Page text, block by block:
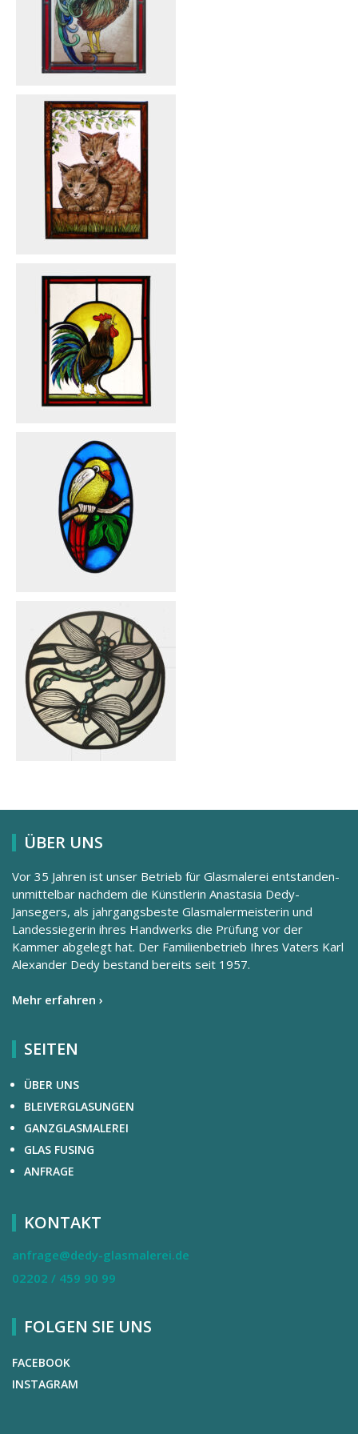
TIERE
VERSCHIEDENES
STÄDTE, GEBÄUDE
TIERMOTIVE
WAPPEN
ÜBER UNS
Vor 35 Jahren ist unser Betrieb für Glasmalerei entstanden-
unmittelbar nachdem die Künstlerin Anastasia Dedy-
Jansegers, als jahrgangsbeste Glasmalermeisterin und
Landessiegerin ihres Handwerks die Prüfung vor der
Kammer abgelegt hat. Der Familienbetrieb Ihres Vaters Karl
Alexander Dedy bestand bereits seit 1957.
Mehr erfahren ›
SEITEN
ÜBER UNS
BLEIVERGLASUNGEN
GANZGLASMALEREI
GLAS FUSING
ANFRAGE
KONTAKT
anfrage@dedy-glasmalerei.de
02202 / 459 90 99
FOLGEN SIE UNS
FACEBOOK
INSTAGRAM